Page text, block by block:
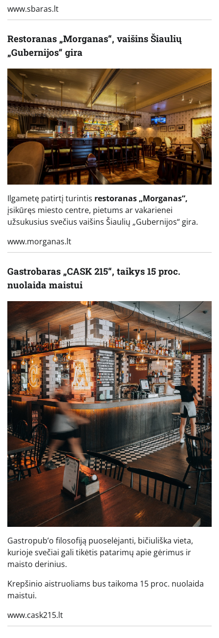
www.sbaras.lt
Restoranas „Morganas“, vaišins Šiaulių
„Gubernijos“ gira
Ilgametę patirtį turintis restoranas „Morganas“,
įsikūręs miesto centre, pietums ar vakarienei
užsukusius svečius vaišins Šiaulių „Gubernijos“ gira.
www.morganas.lt
Gastrobaras „CASK 215“, taikys 15 proc.
nuolaida maistui
Gastropub’o filosofiją puoselėjanti, bičiuliška vieta,
kurioje svečiai gali tikėtis patarimų apie gėrimus ir
maisto derinius.
Krepšinio aistruoliams bus taikoma 15 proc. nuolaida
maistui.
www.cask215.lt